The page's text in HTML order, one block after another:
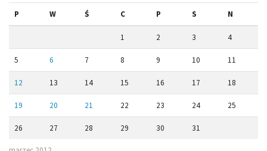
P W Ś C P S N
1 2 3 4
5 6 7 8 9 10 11
12 13 14 15 16 17 18
19 20 21 22 23 24 25
26 27 28 29 30 31